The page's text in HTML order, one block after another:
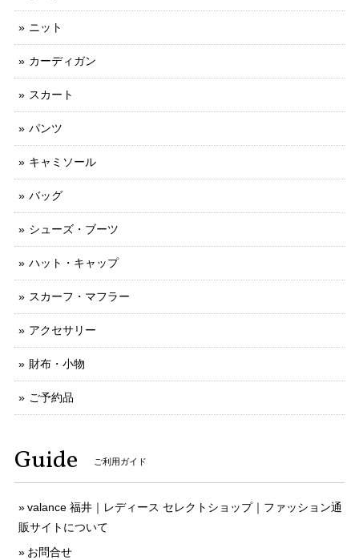
ニット
カーディガン
スカート
パンツ
キャミソール
バッグ
シューズ・ブーツ
ハット・キャップ
スカーフ・マフラー
アクセサリー
財布・小物
ご予約品
Guide ご利用ガイド
valance 福井｜レディース セレクトショップ｜ファッション通
販サイトについて
お問合せ